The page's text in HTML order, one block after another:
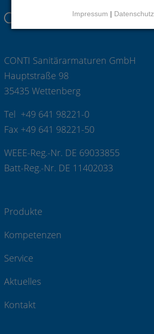
CONTI Sanitärarmaturen GmbH
Hauptstraße 98
35435 Wettenberg
Tel +49 641 98221-0
Fax +49 641 98221-50
WEEE-Reg.-Nr. DE 69033855
Batt-Reg.-Nr. DE 11402033
Produkte
Kompetenzen
Service
Aktuelles
Kontakt
Impressum | Datenschutz